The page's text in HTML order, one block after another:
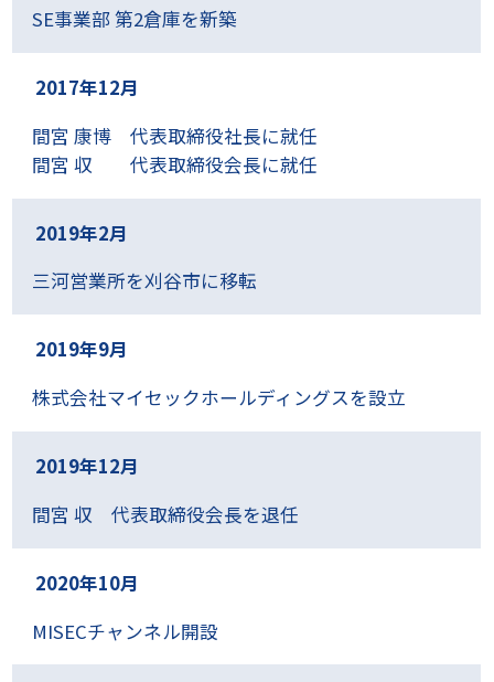
SE事業部 第2倉庫を新築
2017年12月
間宮 康博 代表取締役社長に就任
間宮 収 代表取締役会長に就任
2019年2月
三河営業所を刈谷市に移転
2019年9月
株式会社マイセックホールディングスを設立
2019年12月
間宮 収 代表取締役会長を退任
2020年10月
MISECチャンネル開設